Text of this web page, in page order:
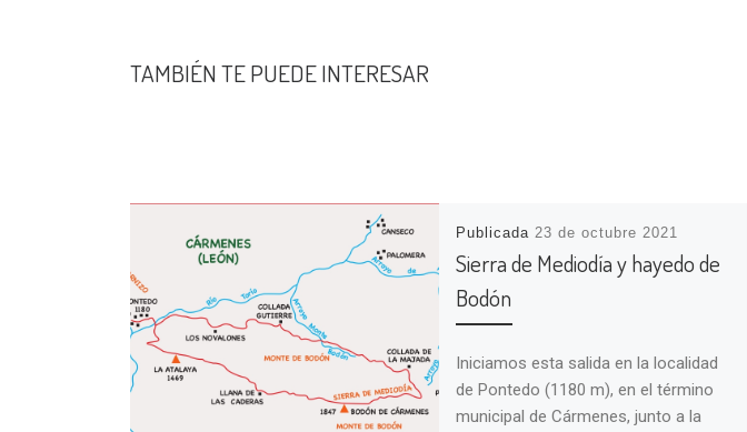
TAMBIÉN TE PUEDE INTERESAR
Publicada 23 de octubre 2021
Sierra de Mediodía y hayedo de
Bodón
Iniciamos esta salida en la localidad
de Pontedo (1180 m), en el término
municipal de Cármenes, junto a la